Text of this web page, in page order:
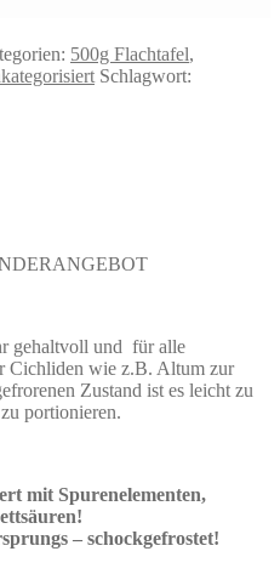
500g Flachtafel,
Schlagwort:
gehaltvoll und für alle
Cichliden wie z.B. Altum zur
Zustand ist es leicht zu
portionieren.
mit Spurenelementen,
– schockgefrostet!